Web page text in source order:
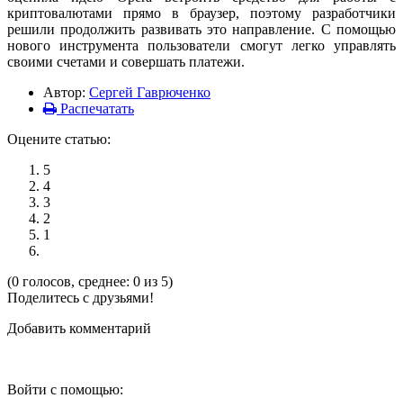
криптовалютами прямо в браузер, поэтому разработчики
решили продолжить развивать это направление. С помощью
нового инструмента пользователи смогут легко управлять
своими счетами и совершать платежи.
Автор: Сергей Гаврюченко
Распечатать
Оцените статью:
5
4
3
2
1
(0 голосов, среднее: 0 из 5)
Поделитесь с друзьями!
Добавить комментарий
Войти с помощью: